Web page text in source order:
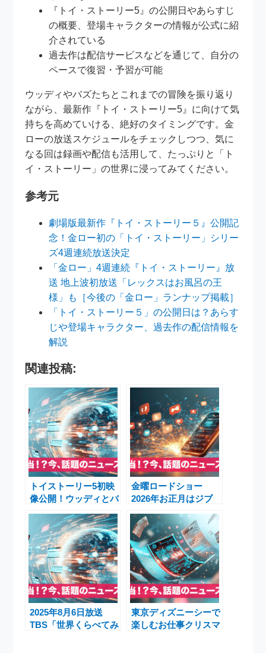
『トイ・ストーリー5』の公開日やあらすじ
の概要、登場キャラクターの情報が公式に紹
介されている
過去作は配信サービスなどを通じて、自分の
ペースで復習・予習が可能
ウッディやバズたちとこれまでの冒険を振り返り
ながら、最新作『トイ・ストーリー5』に向けて気
持ちを高めていける、絶好のタイミングです。金
ローの放送スケジュールをチェックしつつ、気に
なる回は録画や配信も活用して、たっぷりと「ト
イ・ストーリー」の世界に浸ってみてください。
参考元
劇場版最新作『トイ・ストーリー５』公開記
念！金ロー初の「トイ・ストーリー」シリー
ズ4週連続放送決定
「金ロー」4週連続『トイ・ストーリー』放
送 地上波初放送「レックスはお風呂の王
様」も［今後の「金ロー」ランナップ掲載］
「トイ・ストーリー５」の公開日は？あらす
じや登場キャラクター、過去作の配信情報を
解説
関連投稿:
トイストーリー5初映
像公開！ウッディとバ
威”に直面
金曜ロードショー
2026年お正月はジブ
千尋の神隠し』『かぐ
や姫の物語』ノーカッ
トでオンエア
2025年8月6日放送
TBS「世界くらべてみ
東京ディズニーシーで
楽しむお仕事クリスマ